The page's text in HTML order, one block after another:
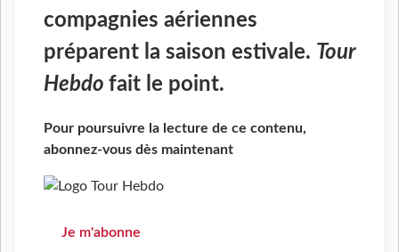
compagnies aériennes
préparent la saison estivale. Tour
Hebdo fait le point.
Pour poursuivre la lecture de ce contenu,
abonnez-vous dès maintenant
Je m'abonne